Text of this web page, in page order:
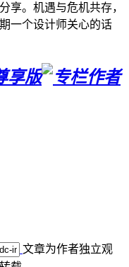
享。机遇与危机共存，
一个设计师关心的话
文章为作者独立观